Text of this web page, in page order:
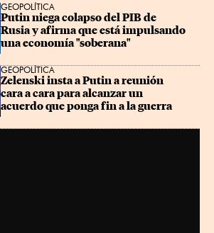
GEOPOLÍTICA
Putin niega colapso del PIB de
Rusia y afirma que está impulsando
una economía "soberana"
GEOPOLÍTICA
Zelenski insta a Putin a reunión
cara a cara para alcanzar un
acuerdo que ponga fin a la guerra